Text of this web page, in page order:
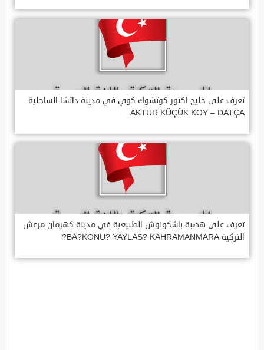
تعرف على خليج اكتور كوتشوك كوي في مدينة داتشا الساحلية
AKTUR KÜÇÜK KOY – DATÇA
تعرف على هضبة باشكونوش الطبيعية في مدينة كهرمان مرعش
التركية BA?KONU? YAYLAS? KAHRAMANMARA?